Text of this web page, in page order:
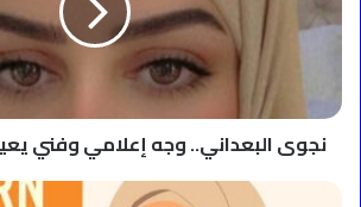
وفني
يعيد
نجوى البعداني.. وجه إعلامي وفني